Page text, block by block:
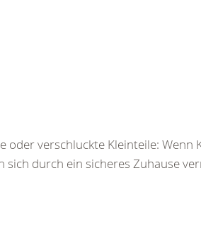
verschluckte Kleinteile: Wenn
durch ein sicheres Zuhause